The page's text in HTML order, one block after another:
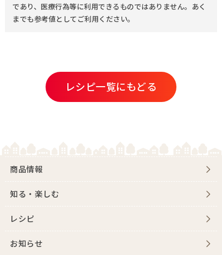
であり、医療行為等に利用できるものではありません。あく
までも参考値としてご利用ください。
レシピ一覧にもどる
商品情報
知る・楽しむ
レシピ
お知らせ